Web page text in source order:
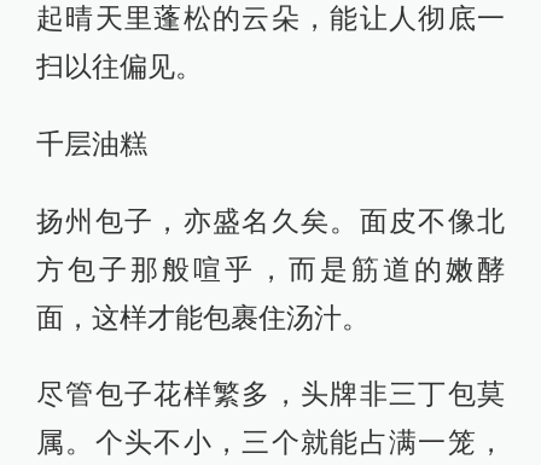
起晴天里蓬松的云朵，能让人彻底一
扫以往偏见。
千层油糕
扬州包子，亦盛名久矣。面皮不像北
方包子那般喧乎，而是筋道的嫩酵
面，这样才能包裹住汤汁。
尽管包子花样繁多，头牌非三丁包莫
属。个头不小，三个就能占满一笼，